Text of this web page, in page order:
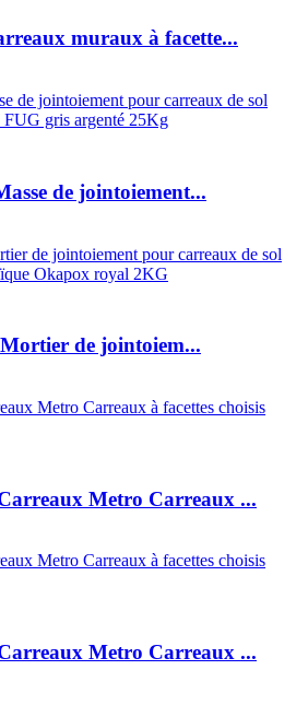
muraux à facette...
de jointoiement...
de jointoiem...
Metro Carreaux ...
Metro Carreaux ...